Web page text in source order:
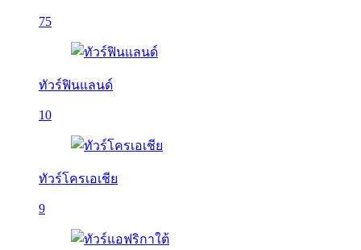
75
ทัวร์ฟินแลนด์
10
ทัวร์โครเอเชีย
9